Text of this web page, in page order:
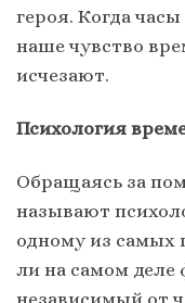
героя. Когда
наше чувство
исчезают.
Психология
Обращаясь за
называют
одному из самых
ли на самом